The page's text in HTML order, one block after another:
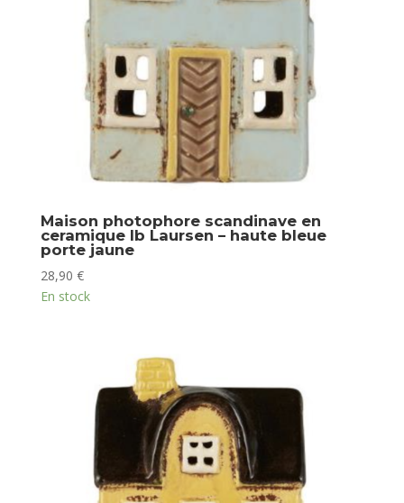
Maison photophore scandinave en
ceramique Ib Laursen – haute bleue
porte jaune
28,90 €
En stock